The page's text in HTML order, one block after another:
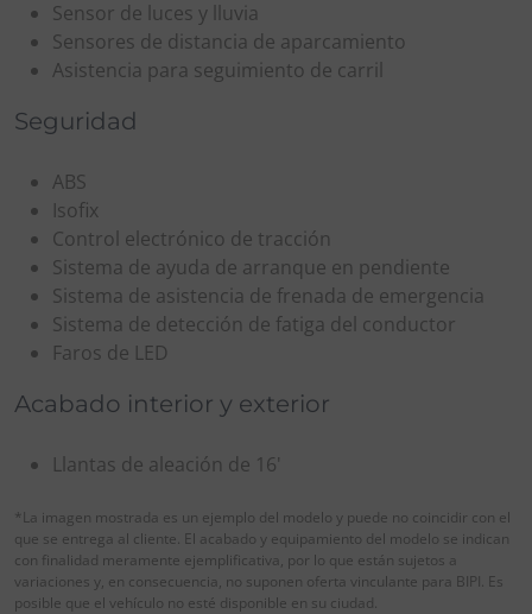
Sensor de luces y lluvia
Sensores de distancia de aparcamiento
Asistencia para seguimiento de carril
Seguridad
ABS
Isofix
Control electrónico de tracción
Sistema de ayuda de arranque en pendiente
Sistema de asistencia de frenada de emergencia
Sistema de detección de fatiga del conductor
Faros de LED
Acabado interior y exterior
Llantas de aleación de 16'
*La imagen mostrada es un ejemplo del modelo y puede no coincidir con el
que se entrega al cliente. El acabado y equipamiento del modelo se indican
con finalidad meramente ejemplificativa, por lo que están sujetos a
variaciones y, en consecuencia, no suponen oferta vinculante para BIPI. Es
posible que el vehículo no esté disponible en su ciudad.